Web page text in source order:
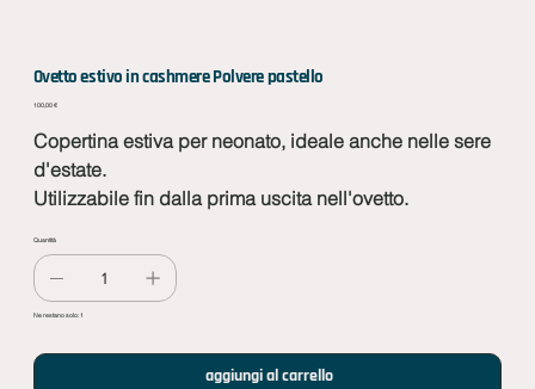
Ovetto estivo in cashmere Polvere pastello
Prezzo
100,00 €
Copertina estiva per neonato, ideale anche nelle sere
d'estate.
Utilizzabile fin dalla prima uscita nell'ovetto.
Quantità
Ne restano solo: 1
aggiungi al carrello